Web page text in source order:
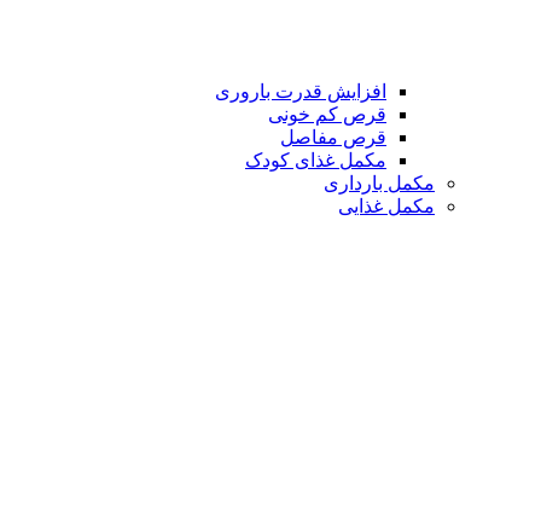
افزایش قدرت باروری
قرص کم خونی
قرص مفاصل
مکمل غذای کودک
مکمل بارداری
مکمل غذایی